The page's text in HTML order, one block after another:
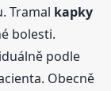
Tramal kapky
bolesti.
podle
Obecně